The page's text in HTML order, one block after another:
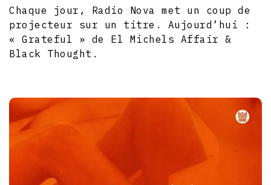
Chaque jour, Radio Nova met un coup de
projecteur sur un titre. Aujourd’hui :
« Grateful » de El Michels Affair &
Black Thought.